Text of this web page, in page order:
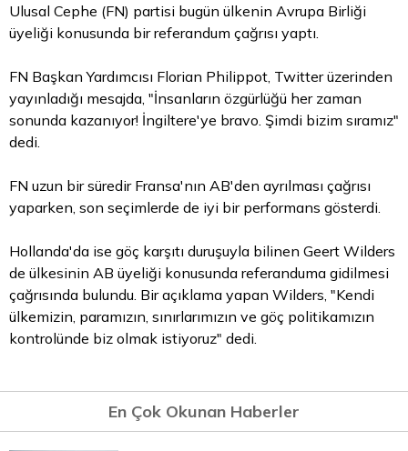
Ulusal Cephe (FN) partisi bugün ülkenin Avrupa Birliği
üyeliği konusunda bir referandum çağrısı yaptı.
FN Başkan Yardımcısı Florian Philippot, Twitter üzerinden
yayınladığı mesajda, "İnsanların özgürlüğü her zaman
sonunda kazanıyor! İngiltere'ye bravo. Şimdi bizim sıramız"
dedi.
FN uzun bir süredir Fransa'nın AB'den ayrılması çağrısı
yaparken, son seçimlerde de iyi bir performans gösterdi.
Hollanda'da ise göç karşıtı duruşuyla bilinen Geert Wilders
de ülkesinin AB üyeliği konusunda referanduma gidilmesi
çağrısında bulundu. Bir açıklama yapan Wilders, "Kendi
ülkemizin, paramızın, sınırlarımızın ve göç politikamızın
kontrolünde biz olmak istiyoruz" dedi.
En Çok Okunan Haberler